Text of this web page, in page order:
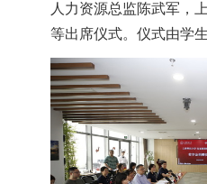
人力资源总监陈武军，
等出席仪式。仪式由学